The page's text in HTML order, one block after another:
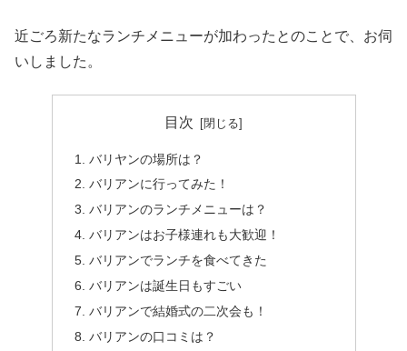
近ごろ新たなランチメニューが加わったとのことで、お伺
いしました。
目次
バリヤンの場所は？
バリアンに行ってみた！
バリアンのランチメニューは？
バリアンはお子様連れも大歓迎！
バリアンでランチを食べてきた
バリアンは誕生日もすごい
バリアンで結婚式の二次会も！
バリアンの口コミは？